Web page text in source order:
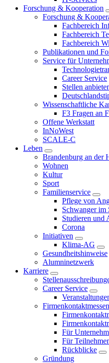
Forschung & Kooperation
Forschung &
Fachbereich
Fachbereich
Fachbereich
Publikationen und
Service für
Career Service
Stellen
Wissenschaftliche
F3 Fragen an
Offene Werkstatt
InNoWest
SCALE-C
Leben
Brandenburg an der
Wohnen
Kultur
Sport
Familienservice
Pflege von
Schwanger im
Studieren und
Corona
Initiativen
Klima-AG
Gesundheitshinweise
Alumninetzwerk
Karriere
Career Service
Firmenkontaktmessen
Für
Für
Rückblicke
Gründung